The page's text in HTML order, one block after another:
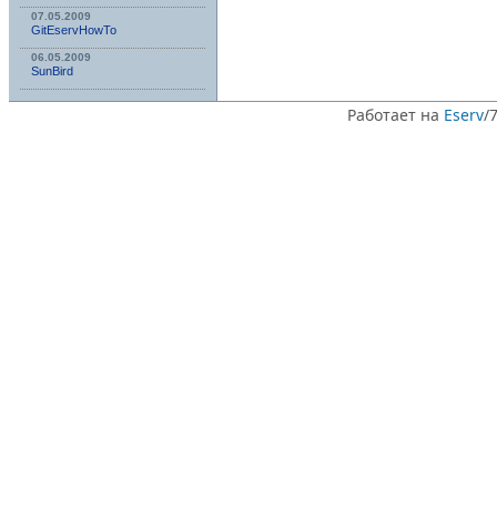
07.05.2009
GitEservHowTo
06.05.2009
SunBird
Работает на Eserv/